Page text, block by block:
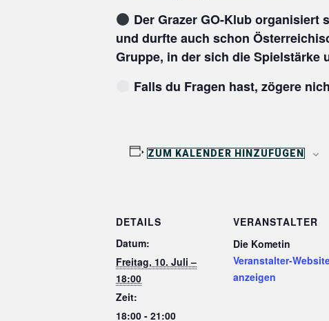
Der Grazer GO-Klub organisiert
und durfte auch schon
Gruppe, in der sich die Spielstärke
Falls du Fragen hast, zögere
ZUM KALENDER HINZUFÜGEN
DETAILS
Datum:
Freitag, 10. Juli –
18:00
Zeit:
18:00 - 21:00
VERANSTALTER
Die Kometin
Veranstalter-
anzeigen